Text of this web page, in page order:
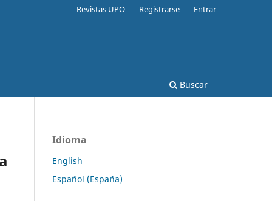
Buscar
Revistas UPO Registrarse Entrar
Idioma
English
Español (España)